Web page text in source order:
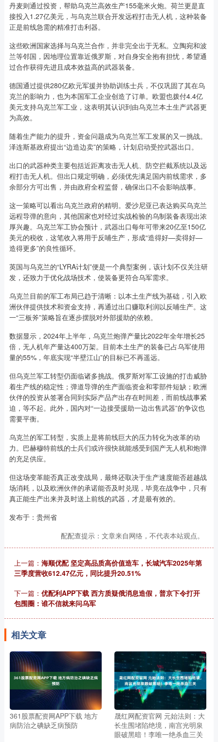
丹麦则通过投资，帮助乌克兰高效生产155毫米火炮。荷兰更是直
接投入1.27亿美元，与乌克兰联合开发远程打击无人机，这种装备
正是前线急需的精准打击利器。
这些欧洲国家选择与乌克兰合作，并非完全出于无私。立陶宛和波
兰等邻国，因地理位置靠近俄罗斯，对自身安全抱有担忧，希望通
过合作获得先进且成本效益高的武器装备。
德国通过提供280亿欧元军援并协助训练士兵，不仅巩固了其在乌
克兰的影响力，也为本国军工企业创造了订单。欧盟也拨付4.4亿
美元支持乌克兰军工业，这表明其认识到由乌克兰本土生产武器更
为高效。
随着生产能力的提升，资金问题成为乌克兰军工发展的又一挑战。
泽连斯基政府提出“边造边卖”的策略，计划启动受控武器出口。
出口的武器种类主要包括近距离攻击无人机、防空拦截系统以及远
程打击无人机。但出口规定明确，必须优先满足国内前线需求，多
余部分方可出售，并由政府全程监督，确保出口不会影响战事。
这一策略可以看出乌克兰政府的精明。爱沙尼亚已表达购买乌克兰
远程导弹的意向，其他国家也对经过实战检验的乌制装备表现出浓
厚兴趣。乌克兰军工协会预计，武器出口每年可带来20亿至150亿
美元的税收，这笔收入将用于反哺生产，形成“造得好—卖得好—
造得更多”的良性循环。
英国与乌克兰的“LYRA计划”便是一个典型案例，该计划不仅关注研
发，还致力于优化战场技术，使装备更符合乌军需求。
乌克兰目前的军工布局已趋于清晰：以本土生产线为基础，引入欧
洲伙伴提供技术和资金支持，再通过出口赚取利润以反哺生产。这
一“三板斧”策略旨在逐步摆脱对外部援助的依赖。
数据显示，2024年上半年，乌克兰炮弹产量比2022年全年增长25
倍，无人机年产量达400万架。目前本土生产的装备已占乌军使用
量的55%，年底实现“半壁江山”的目标已不再遥远。
但乌克兰军工转型仍面临诸多挑战。俄罗斯对军工设施的打击威胁
着生产线的稳定性；弹道导弹的生产面临资金和零部件短缺；欧洲
伙伴的投资从签署合同到实际产品产出存在时间差，而前线战事紧
迫，等不起。此外，国内对“一边接受援助一边出售武器”的争议也
需要平衡。
乌克兰的军工转型，实质上是将前线巨大的压力转化为改革的动
力。巴赫穆特前线的士兵们或许很快就能感受到国产无人机和炮弹
的充足供应。
但这场变革能否真正改变战局，最终还取决于生产速度能否超越战
场消耗，以及欧洲伙伴的承诺能否及时兑现，毕竟在战争中，只有
真正能生产出来并及时送上前线的武器，才是最有效的。
发布于：贵州省
配配查提示：文章来自网络，不代表本站观点。
上一篇： 海顺优配 坚定高品质高价值造车，长城汽车2025年第
三季度营收612.47亿元，同比提升20.51%
下一篇： 优配利APP下载 西方质疑俄消息造假，普京下令打开
包围圈：谁不信就来问乌军
相关文章
361股票配资网APP下载 地方
病防治之碘缺乏病预防
晟红网配资官网 元始法则：大
长生围堵陷绝境，南宫光明泉
眼破黑暗！李唯一绝杀血三关